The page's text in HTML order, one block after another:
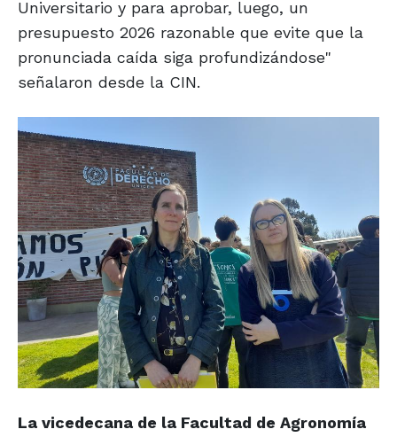
Universitario y para aprobar, luego, un
presupuesto 2026 razonable que evite que la
pronunciada caída siga profundizándose"
señalaron desde la CIN.
La vicedecana de la Facultad de Agronomía